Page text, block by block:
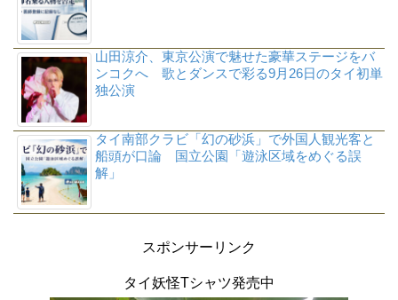
山田涼介、東京公演で魅せた豪華ステージをバ
ンコクへ 歌とダンスで彩る9月26日のタイ初単
独公演
タイ南部クラビ「幻の砂浜」で外国人観光客と
船頭が口論 国立公園「遊泳区域をめぐる誤
解」
スポンサーリンク
タイ妖怪Tシャツ発売中